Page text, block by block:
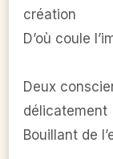
création
D’où coule
Deux
délicatement
Bouillant de